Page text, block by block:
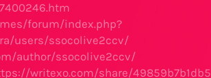
forum/index.php?
users/ssocolive2ccv/
author/ssocolive2ccv/
writexo.com/share/49859b7b1db5